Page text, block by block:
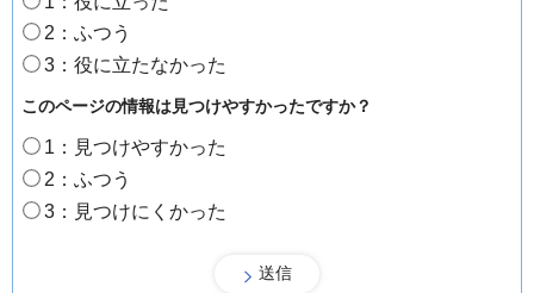
2：ふつう
3：役に立たなかった
このページの情報は見つけやすかったですか？
1：見つけやすかった
2：ふつう
3：見つけにくかった